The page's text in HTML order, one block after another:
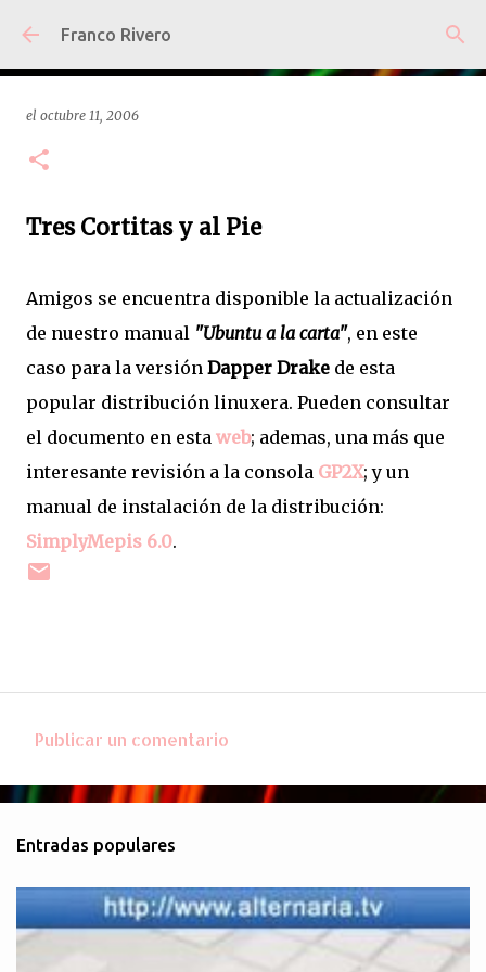
Ir al contenido principal
Franco Rivero
el octubre 11, 2006
Tres Cortitas y al Pie
Amigos se encuentra disponible la actualización
de nuestro manual "Ubuntu a la carta", en este
caso para la versión Dapper Drake de esta
popular distribución linuxera. Pueden consultar
el documento en esta web; ademas, una más que
interesante revisión a la consola GP2X; y un
manual de instalación de la distribución:
SimplyMepis 6.0.
o
e
n
t
Publicar un comentario
Entradas populares